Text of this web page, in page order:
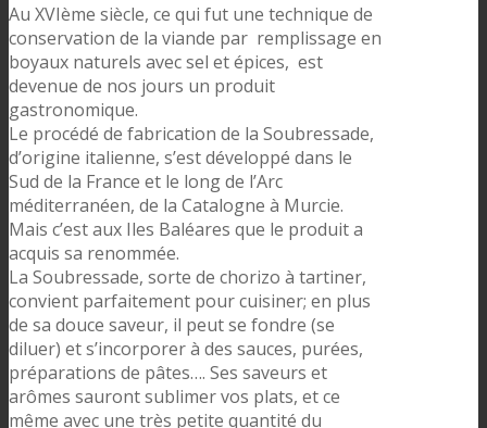
Au XVIème siècle, ce qui fut une technique de
conservation de la viande par remplissage en
boyaux naturels avec sel et épices, est
devenue de nos jours un produit
gastronomique.
Le procédé de fabrication de la Soubressade,
d’origine italienne, s’est développé dans le
Sud de la France et le long de l’Arc
méditerranéen, de la Catalogne à Murcie.
Mais c’est aux Iles Baléares que le produit a
acquis sa renommée.
La Soubressade, sorte de chorizo à tartiner,
convient parfaitement pour cuisiner; en plus
de sa douce saveur, il peut se fondre (se
diluer) et s’incorporer à des sauces, purées,
préparations de pâtes…. Ses saveurs et
arômes sauront sublimer vos plats, et ce
même avec une très petite quantité du